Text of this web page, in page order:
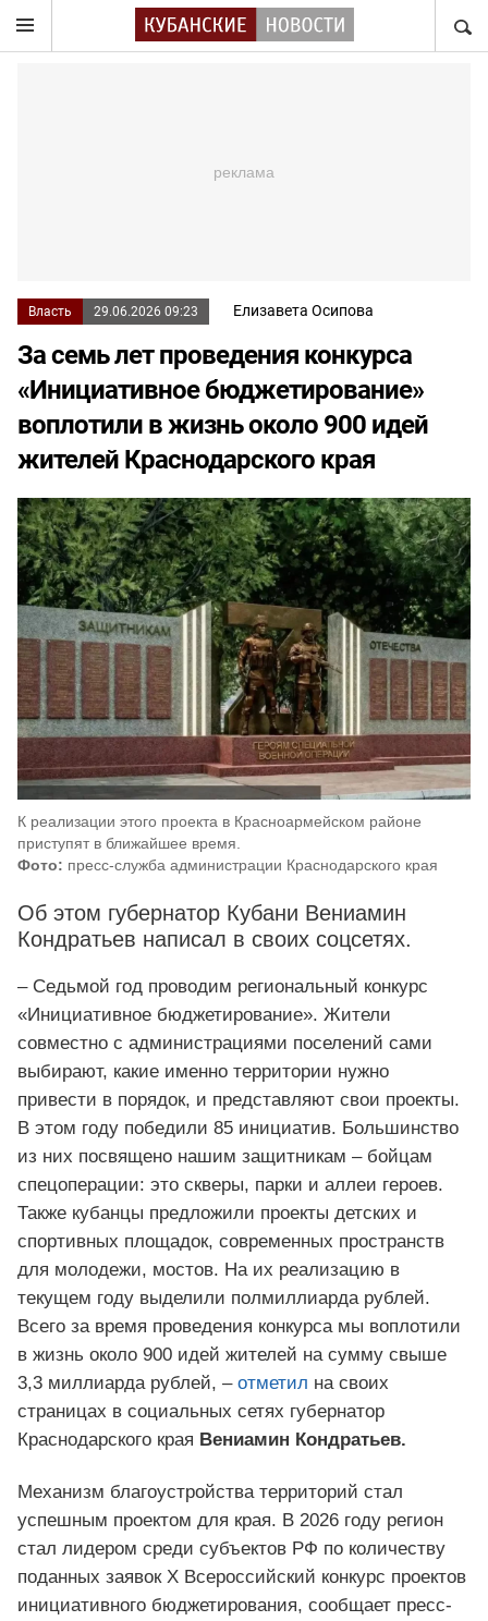
Власть 29.06.2026 09:23 Елизавета Осипова
За семь лет проведения конкурса
«Инициативное бюджетирование»
воплотили в жизнь около 900 идей
жителей Краснодарского края
К реализации этого проекта в Красноармейском районе
приступят в ближайшее время.
Фото: пресс-служба администрации Краснодарского края
Об этом губернатор Кубани Вениамин
Кондратьев написал в своих соцсетях.
– Седьмой год проводим региональный конкурс
«Инициативное бюджетирование». Жители
совместно с администрациями поселений сами
выбирают, какие именно территории нужно
привести в порядок, и представляют свои проекты.
В этом году победили 85 инициатив. Большинство
из них посвящено нашим защитникам – бойцам
спецоперации: это скверы, парки и аллеи героев.
Также кубанцы предложили проекты детских и
спортивных площадок, современных пространств
для молодежи, мостов. На их реализацию в
текущем году выделили полмиллиарда рублей.
Всего за время проведения конкурса мы воплотили
в жизнь около 900 идей жителей на сумму свыше
3,3 миллиарда рублей, – отметил на своих
страницах в социальных сетях губернатор
Краснодарского края Вениамин Кондратьев.
Механизм благоустройства территорий стал
успешным проектом для края. В 2026 году регион
стал лидером среди субъектов РФ по количеству
поданных заявок X Всероссийский конкурс проектов
инициативного бюджетирования, сообщает пресс-